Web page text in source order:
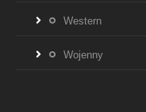
Western
Wojenny